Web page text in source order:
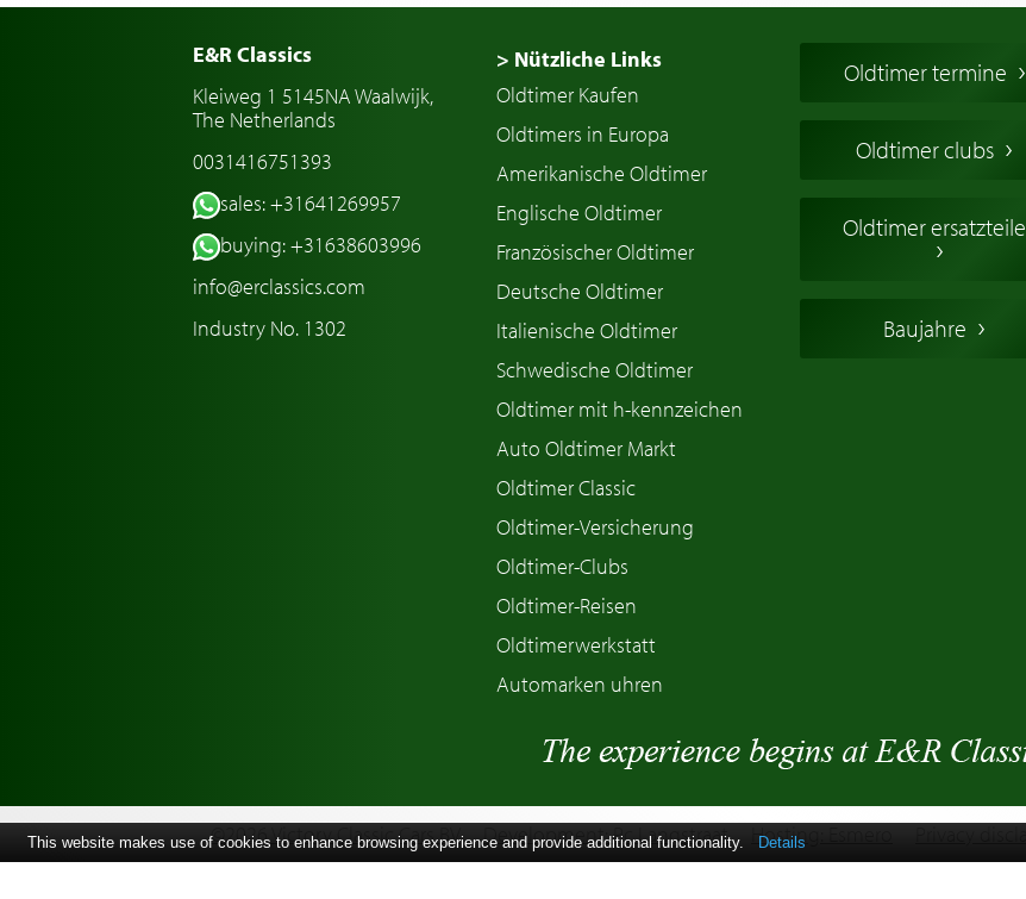
E&R Classics
Kleiweg 1 5145NA Waalwijk,
The Netherlands
0031416751393
sales: +31641269957
buying: +31638603996
info@erclassics.com
Industry No. 1302
> Nützliche Links
Oldtimer Kaufen
Oldtimers in Europa
Amerikanische Oldtimer
Englische Oldtimer
Französischer Oldtimer
Deutsche Oldtimer
Italienische Oldtimer
Schwedische Oldtimer
Oldtimer mit h-kennzeichen
Auto Oldtimer Markt
Oldtimer Classic
Oldtimer-Versicherung
Oldtimer-Clubs
Oldtimer-Reisen
Oldtimerwerkstatt
Automarken uhren
Oldtimer termine
Oldtimer clubs
Oldtimer ersatzteile
Baujahre
©2026 Victory Classic Cars BV Development: Pc Langstraat Hosting: Esmero
This website makes use of cookies to enhance browsing experience and provide additional functionality. Details